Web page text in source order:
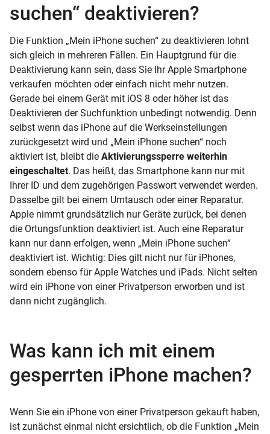
suchen“ deaktivieren?
Die Funktion „Mein iPhone suchen“ zu deaktivieren lohnt
sich gleich in mehreren Fällen. Ein Hauptgrund für die
Deaktivierung kann sein, dass Sie Ihr Apple Smartphone
verkaufen möchten oder einfach nicht mehr nutzen.
Gerade bei einem Gerät mit iOS 8 oder höher ist das
Deaktivieren der Suchfunktion unbedingt notwendig. Denn
selbst wenn das iPhone auf die Werkseinstellungen
zurückgesetzt wird und „Mein iPhone suchen“ noch
aktiviert ist, bleibt die Aktivierungssperre weiterhin
eingeschaltet. Das heißt, das Smartphone kann nur mit
Ihrer ID und dem zugehörigen Passwort verwendet werden.
Dasselbe gilt bei einem Umtausch oder einer Reparatur.
Apple nimmt grundsätzlich nur Geräte zurück, bei denen
die Ortungsfunktion deaktiviert ist. Auch eine Reparatur
kann nur dann erfolgen, wenn „Mein iPhone suchen“
deaktiviert ist. Wichtig: Dies gilt nicht nur für iPhones,
sondern ebenso für Apple Watches und iPads. Nicht selten
wird ein iPhone von einer Privatperson erworben und ist
dann nicht zugänglich.
Was kann ich mit einem
gesperrten iPhone machen?
Wenn Sie ein iPhone von einer Privatperson gekauft haben,
ist zunächst einmal nicht ersichtlich, ob die Funktion „Mein